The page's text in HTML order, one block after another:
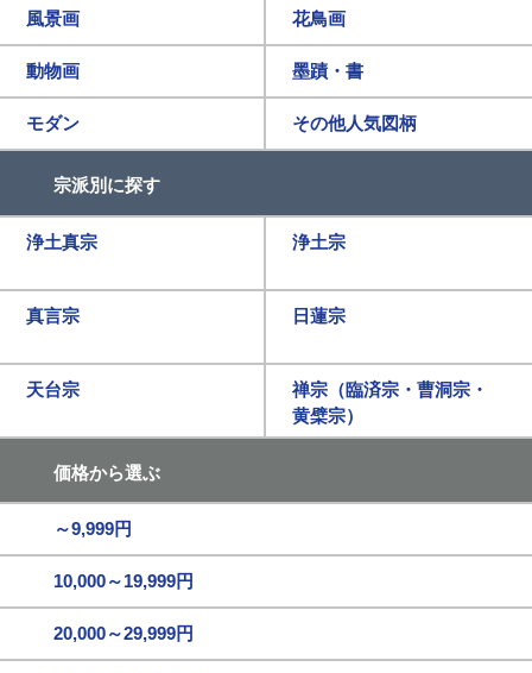
風景画 花鳥画
動物画 墨蹟・書
モダン その他人気図柄
宗派別に探す
浄土真宗 浄土宗
真言宗 日蓮宗
天台宗
禅宗（臨済宗・曹洞宗・
黄檗宗）
価格から選ぶ
～9,999円
10,000～19,999円
20,000～29,999円